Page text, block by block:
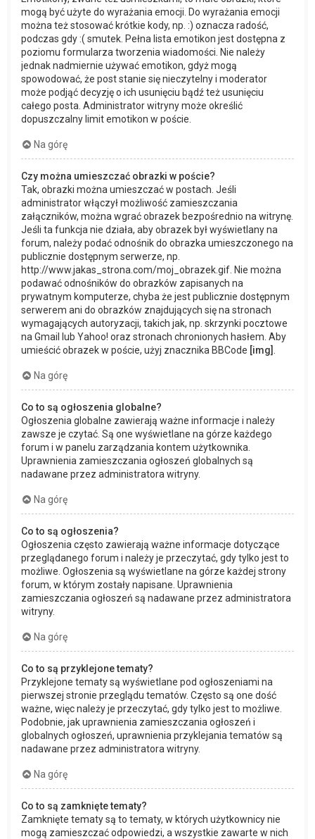
mogą być użyte do wyrażania emocji. Do wyrażania emocji
można też stosować krótkie kody, np. :) oznacza radość,
podczas gdy :( smutek. Pełna lista emotikon jest dostępna z
poziomu formularza tworzenia wiadomości. Nie należy
jednak nadmiernie używać emotikon, gdyż mogą
spowodować, że post stanie się nieczytelny i moderator
może podjąć decyzję o ich usunięciu bądź też usunięciu
całego posta. Administrator witryny może określić
dopuszczalny limit emotikon w poście.
Na górę
Czy można umieszczać obrazki w poście?
Tak, obrazki można umieszczać w postach. Jeśli
administrator włączył możliwość zamieszczania
załączników, można wgrać obrazek bezpośrednio na witrynę.
Jeśli ta funkcja nie działa, aby obrazek był wyświetlany na
forum, należy podać odnośnik do obrazka umieszczonego na
publicznie dostępnym serwerze, np.
http://www.jakas_strona.com/moj_obrazek.gif. Nie można
podawać odnośników do obrazków zapisanych na
prywatnym komputerze, chyba że jest publicznie dostępnym
serwerem ani do obrazków znajdujących się na stronach
wymagających autoryzacji, takich jak, np. skrzynki pocztowe
na Gmail lub Yahoo! oraz stronach chronionych hasłem. Aby
umieścić obrazek w poście, użyj znacznika BBCode [img]
Na górę
Co to są ogłoszenia globalne?
Ogłoszenia globalne zawierają ważne informacje i należy
zawsze je czytać. Są one wyświetlane na górze każdego
forum i w panelu zarządzania kontem użytkownika.
Uprawnienia zamieszczania ogłoszeń globalnych są
nadawane przez administratora witryny.
Na górę
Co to są ogłoszenia?
Ogłoszenia często zawierają ważne informacje dotyczące
przeglądanego forum i należy je przeczytać, gdy tylko jest to
możliwe. Ogłoszenia są wyświetlane na górze każdej strony
forum, w którym zostały napisane. Uprawnienia
zamieszczania ogłoszeń są nadawane przez administratora
witryny.
Na górę
Co to są przyklejone tematy?
Przyklejone tematy są wyświetlane pod ogłoszeniami na
pierwszej stronie przeglądu tematów. Często są one dość
ważne, więc należy je przeczytać, gdy tylko jest to możliwe.
Podobnie, jak uprawnienia zamieszczania ogłoszeń i
globalnych ogłoszeń, uprawnienia przyklejania tematów są
nadawane przez administratora witryny.
Na górę
Co to są zamknięte tematy?
Zamknięte tematy są to tematy, w których użytkownicy nie
mogą zamieszczać odpowiedzi, a wszystkie zawarte w nich